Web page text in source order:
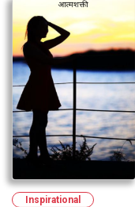
Inspirational